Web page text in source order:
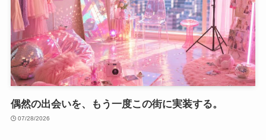
偶然の出会いを、もう一度この街に実装する。
07/28/2026